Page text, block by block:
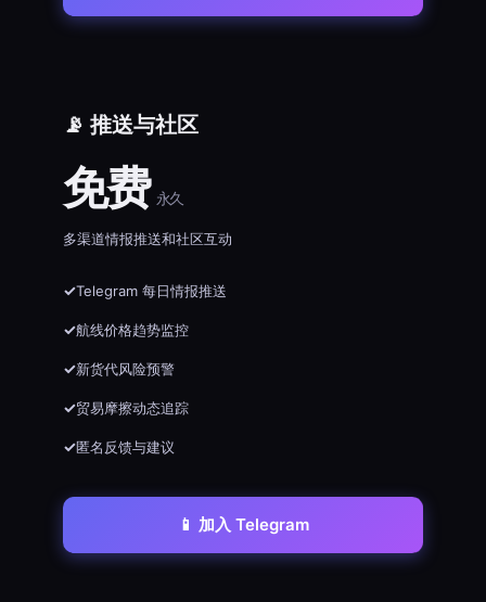
📡 推送与社区
免费 永久
多渠道情报推送和社区互动
Telegram 每日情报推送
航线价格趋势监控
新货代风险预警
贸易摩擦动态追踪
匿名反馈与建议
📱 加入 Telegram